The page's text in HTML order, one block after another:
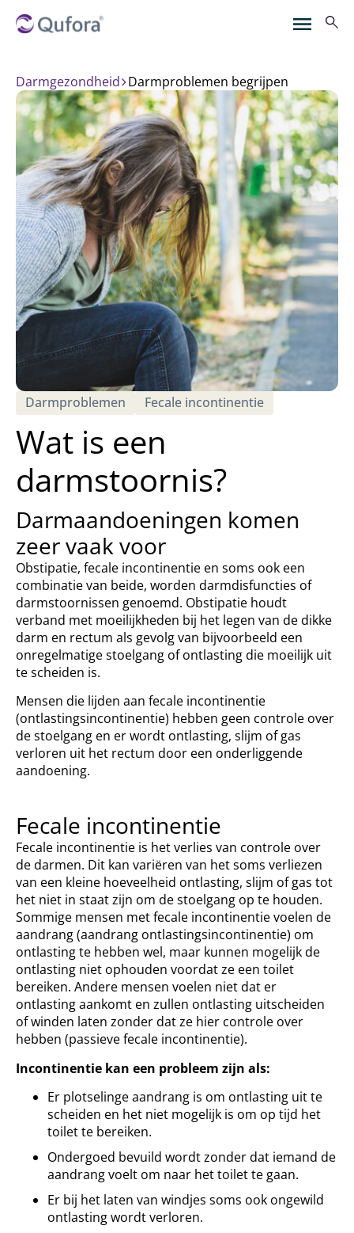
Darmgezondheid darmproblemen begrijpen
Darmproblemen Fecale incontinentie
Wat is een
darmstoornis?
Darmaandoeningen komen
zeer vaak voor
Obstipatie, fecale incontinentie en soms ook een
combinatie van beide, worden darmdisfuncties of
darmstoornissen genoemd. Obstipatie houdt
verband met moeilijkheden bij het legen van de dikke
darm en rectum als gevolg van bijvoorbeeld een
onregelmatige stoelgang of ontlasting die moeilijk uit
te scheiden is.
Mensen die lijden aan fecale incontinentie
(ontlastingsincontinentie) hebben geen controle over
de stoelgang en er wordt ontlasting, slijm of gas
verloren uit het rectum door een onderliggende
aandoening.
Fecale incontinentie
Fecale incontinentie is het verlies van controle over
de darmen. Dit kan variëren van het soms verliezen
van een kleine hoeveelheid ontlasting, slijm of gas tot
het niet in staat zijn om de stoelgang op te houden.
Sommige mensen met fecale incontinentie voelen de
aandrang (aandrang ontlastingsincontinentie) om
ontlasting te hebben wel, maar kunnen mogelijk de
ontlasting niet ophouden voordat ze een toilet
bereiken. Andere mensen voelen niet dat er
ontlasting aankomt en zullen ontlasting uitscheiden
of winden laten zonder dat ze hier controle over
hebben (passieve fecale incontinentie).
Incontinentie kan een probleem zijn als:
Er plotselinge aandrang is om ontlasting uit te
scheiden en het niet mogelijk is om op tijd het
toilet te bereiken.
Ondergoed bevuild wordt zonder dat iemand de
aandrang voelt om naar het toilet te gaan.
Er bij het laten van windjes soms ook ongewild
ontlasting wordt verloren.